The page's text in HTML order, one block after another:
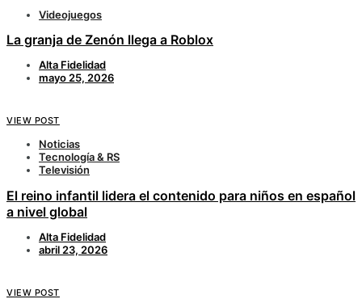
Videojuegos
La granja de Zenón llega a Roblox
Alta Fidelidad
mayo 25, 2026
VIEW POST
Noticias
Tecnología & RS
Televisión
El reino infantil lidera el contenido para niños en español
a nivel global
Alta Fidelidad
abril 23, 2026
VIEW POST